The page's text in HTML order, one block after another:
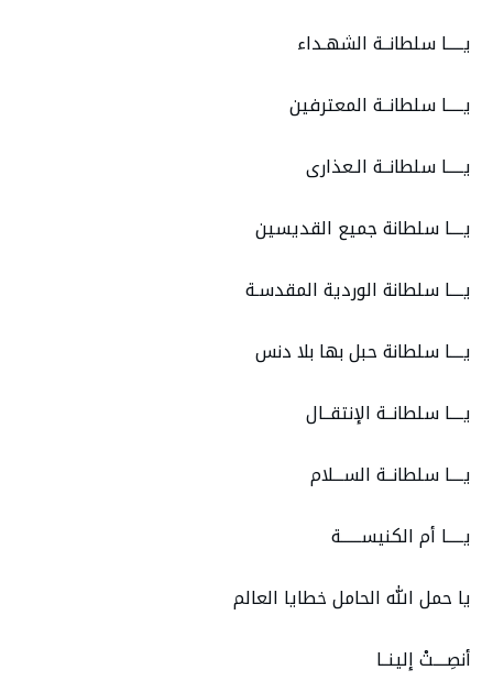
يـــــا سلطانــة الشهـداء
يـــــا سلطانــة المعترفين
يـــــا سلطانــة الـعذارى
يــــا سلطانة جميع القديسين
يــــا سلطانة الوردية المقدسـة
يــــا سلطانة حبل بها بلا دنس
يــــا سلطانــة الإنتقــال
يــــا سلطانــة الســـلام
يـــــا أم الكنيســــــة
يا حمل الله الحامل خطايا العالم
أنصِــــتْ إلينــا